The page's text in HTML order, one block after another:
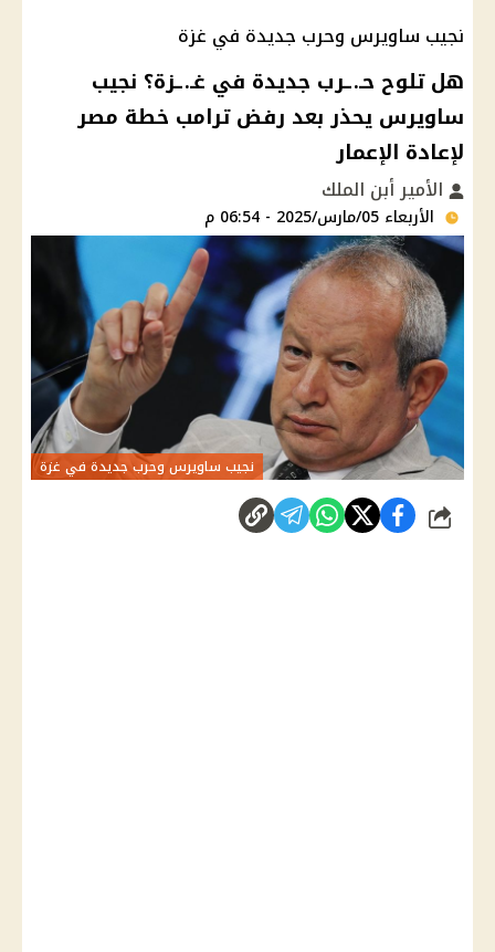
نجيب ساويرس وحرب جديدة في غزة
هل تلوح حـ.ـرب جديدة في غـ.ـزة؟ نجيب
ساويرس يحذر بعد رفض ترامب خطة مصر
لإعادة الإعمار
الأمير أبن الملك
الأربعاء 05/مارس/2025 - 06:54 م
نجيب ساويرس وحرب جديدة في غزة
شارك